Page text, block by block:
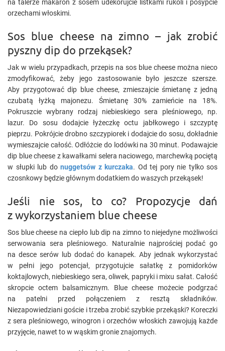
na talerze makaron z sosem udekorujcie listkami rukoli i posypcie
orzechami włoskimi.
Sos blue cheese na zimno – jak zrobić
pyszny dip do przekąsek?
Jak w wielu przypadkach, przepis na sos blue cheese można nieco
zmodyfikować, żeby jego zastosowanie było jeszcze szersze.
Aby przygotować dip blue cheese, zmieszajcie śmietanę z jedną
czubatą łyżką majonezu. Śmietanę 30% zamieńcie na 18%.
Pokruszcie wybrany rodzaj niebieskiego sera pleśniowego, np.
lazur. Do sosu dodajcie łyżeczkę octu jabłkowego i szczyptę
pieprzu. Pokrójcie drobno szczypiorek i dodajcie do sosu, dokładnie
wymieszajcie całość. Odłóżcie do lodówki na 30 minut. Podawajcie
dip blue cheese z kawałkami selera naciowego, marchewką pociętą
w słupki lub do nuggetsów z kurczaka. Od tej pory nie tylko sos
czosnkowy będzie głównym dodatkiem do waszych przekąsek!
Jeśli nie sos, to co? Propozycje dań
z wykorzystaniem blue cheese
Sos blue cheese na ciepło lub dip na zimno to niejedyne możliwości
serwowania sera pleśniowego. Naturalnie najprościej podać go
na desce serów lub dodać do kanapek. Aby jednak wykorzystać
w pełni jego potencjał, przygotujcie sałatkę z pomidorków
koktajlowych, niebieskiego sera, oliwek, papryki i mixu sałat. Całość
skropcie octem balsamicznym. Blue cheese możecie podgrzać
na patelni przed połączeniem z resztą składników.
Niezapowiedziani goście i trzeba zrobić szybkie przekąski? Koreczki
z sera pleśniowego, winogron i orzechów włoskich zawojują każde
przyjęcie, nawet to w wąskim gronie znajomych.